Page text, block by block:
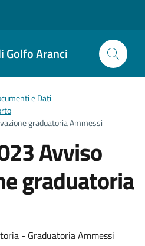
Golfo Aranci
e Dati
graduatoria Ammessi
Avviso
graduatoria
- Graduatoria Ammessi